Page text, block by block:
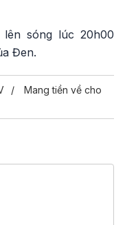
sóng lúc 20h00
Đen.
Mang tiền về cho